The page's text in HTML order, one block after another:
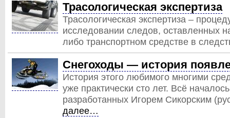
Трасологическая экспертиза
Трасологическая экспертиза –
исследовании следов, оставленных
либо транспортном средстве в
Снегоходы — история
История этого любимого многими
уже практически сто лет. Всё
разработанных Игорем Сикорским
далее…